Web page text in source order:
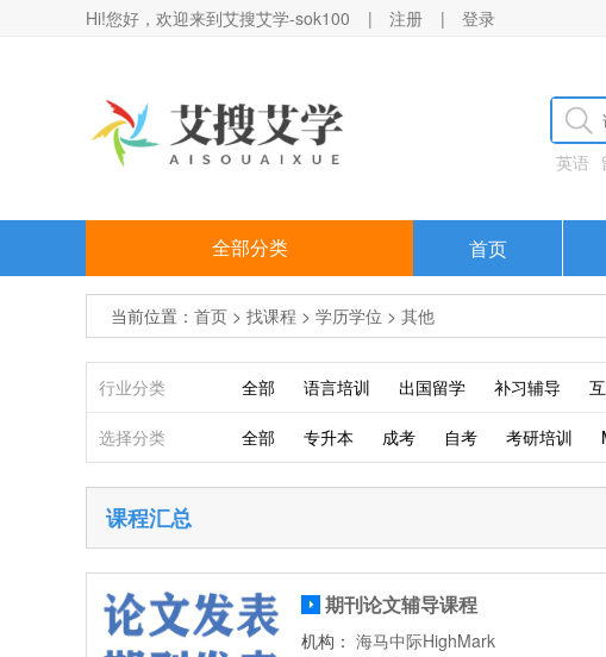
Hi!您好，欢迎来到艾搜艾学-sok100 | 注册 | 登录
英语
全部分类 首页
当前位置： 首页 > 找课程 > 学历学位 > 其他
行业分类 全部 语言培训 出国留学 补习辅导
选择分类 全部 专升本 成考 自考 考研培训
课程汇总
期刊论文辅导课程
机构： 海马中际HighMark